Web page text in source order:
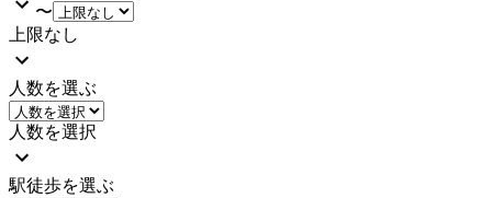
〜
上限なし
人数を選ぶ
人数を選択
駅徒歩を選ぶ